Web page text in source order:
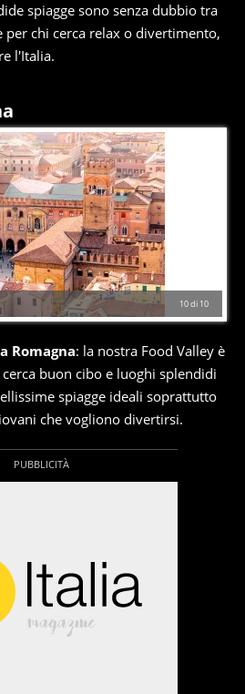
spiagge sono senza dubbio tra
chi cerca relax o divertimento,
l'Italia.
10di 10
Romagna: la nostra Food Valley è
buon cibo e luoghi splendidi
spiagge ideali soprattutto
che vogliono divertirsi.